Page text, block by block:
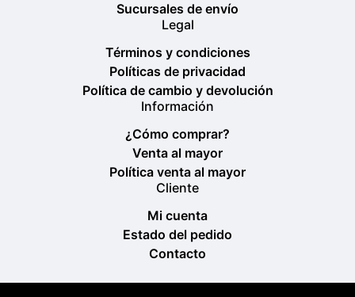
Sucursales de envío
Legal
Términos y condiciones
Políticas de privacidad
Política de cambio y devolución
Información
¿Cómo comprar?
Venta al mayor
Política venta al mayor
Cliente
Mi cuenta
Estado del pedido
Contacto